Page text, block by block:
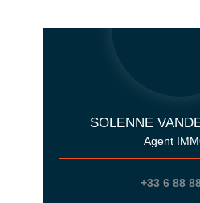
SOLENNE
Agent
+33 6 88